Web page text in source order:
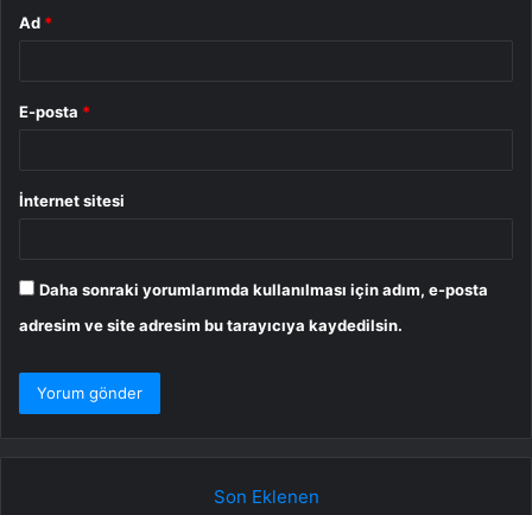
Ad *
E-posta *
İnternet sitesi
Daha sonraki yorumlarımda kullanılması için adım, e-posta
adresim ve site adresim bu tarayıcıya kaydedilsin.
Son Eklenen